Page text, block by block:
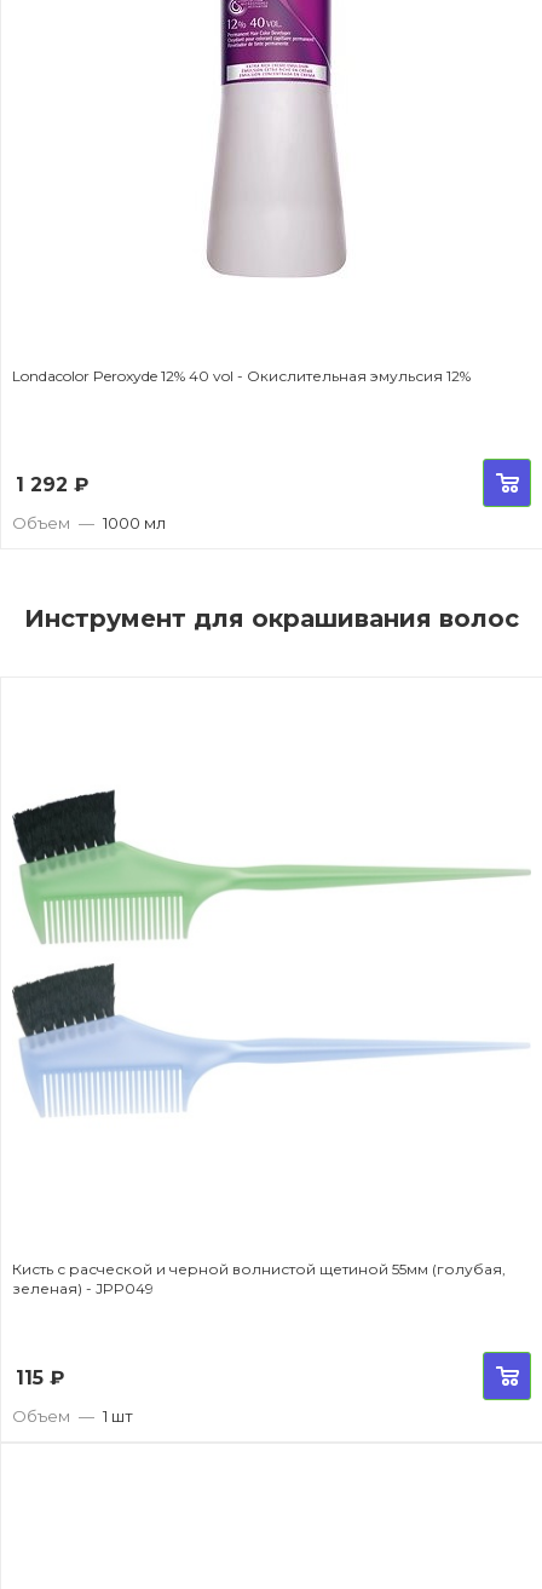
Londacolor Peroxyde 12% 40 vol - Окислительная эмульсия 12%
1 292 ₽
Объем — 1000 мл
Инструмент для окрашивания волос
Кисть с расческой и черной волнистой щетиной 55мм (голубая,
зеленая) - JPP049
115 ₽
Объем — 1 шт